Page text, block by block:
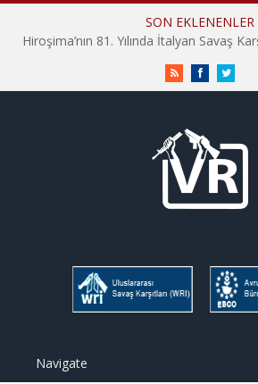
SON EKLENENLER
RSS FacebookTwitter
Navigate